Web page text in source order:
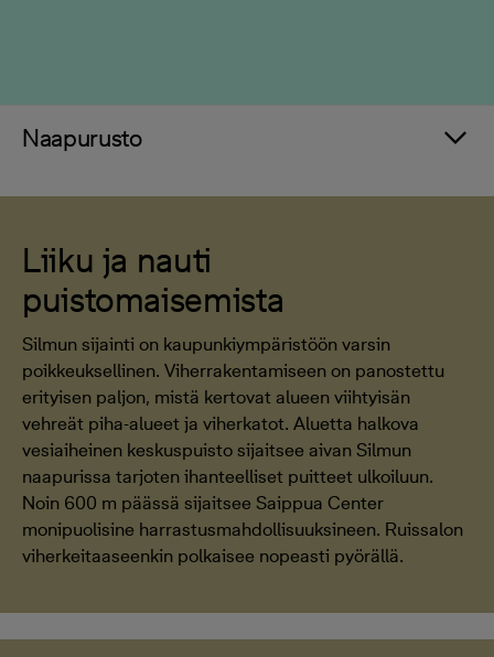
Naapurusto
Liiku ja nauti
puistomaisemista
Silmun sijainti on kaupunkiympäristöön varsin
poikkeuksellinen. Viherrakentamiseen on panostettu
erityisen paljon, mistä kertovat alueen viihtyisän
vehreät piha-alueet ja viherkatot. Aluetta halkova
vesiaiheinen keskuspuisto sijaitsee aivan Silmun
naapurissa tarjoten ihanteelliset puitteet ulkoiluun.
Noin 600 m päässä sijaitsee Saippua Center
monipuolisine harrastusmahdollisuuksineen. Ruissalon
viherkeitaaseenkin polkaisee nopeasti pyörällä.